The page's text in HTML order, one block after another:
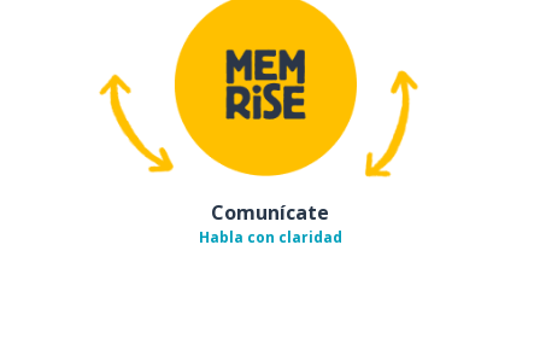
Comunícate
Habla con claridad